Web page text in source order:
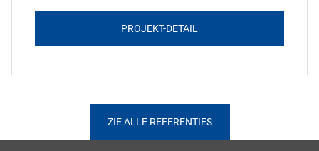
PROJEKT-DETAIL
ZIE ALLE REFERENTIES